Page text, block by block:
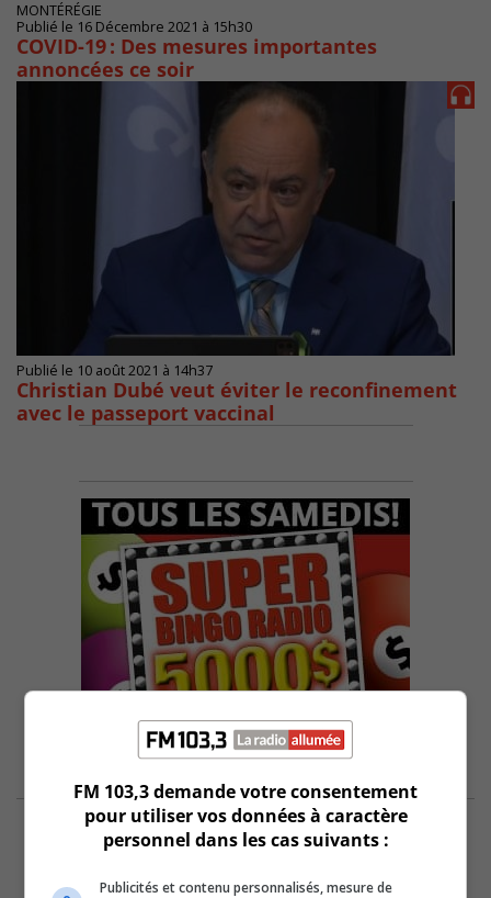
MONTÉRÉGIE
Publié le 16 Décembre 2021 à 15h30
COVID-19 : Des mesures importantes
annoncées ce soir
Publié le 10 août 2021 à 14h37
Christian Dubé veut éviter le reconfinement
avec le passeport vaccinal
FM 103,3 demande votre consentement
pour utiliser vos données à caractère
personnel dans les cas suivants :
Publicités et contenu personnalisés, mesure de